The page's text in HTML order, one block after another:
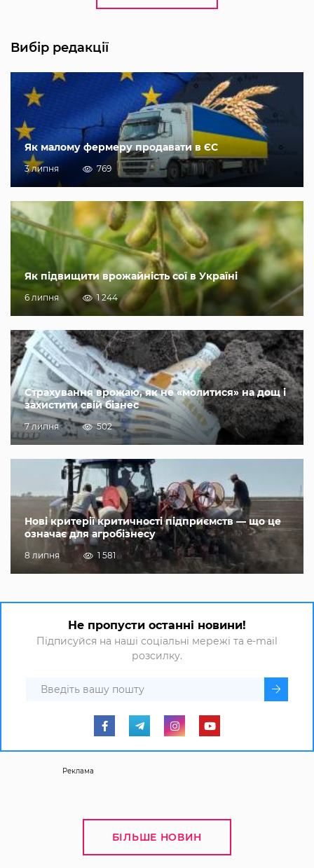
Вибір редакції
Як малому фермеру продавати в ЄС
3 липня 769
Як підвищити врожайність сої в Україні
6 липня 1 244
Страхування врожаю, як не «молитися» на дощ і
захистити свій бізнес
7 липня 502
Нові критерії критичності підприємств — що це
означає для агробізнесу
8 липня 1 581
Не пропусти останні новини!
Підписуйся на наші соціальні мережі та e-mail
розсилку.
Реклама
БІЛЬШЕ НОВИН